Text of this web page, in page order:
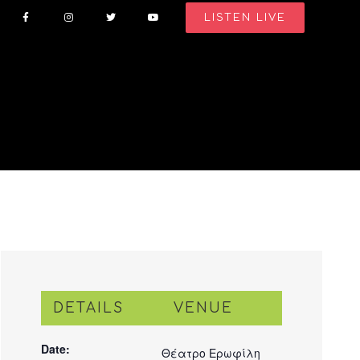
LISTEN LIVE
DETAILS
Date:
VENUE
Θέατρο Ερωφίλη